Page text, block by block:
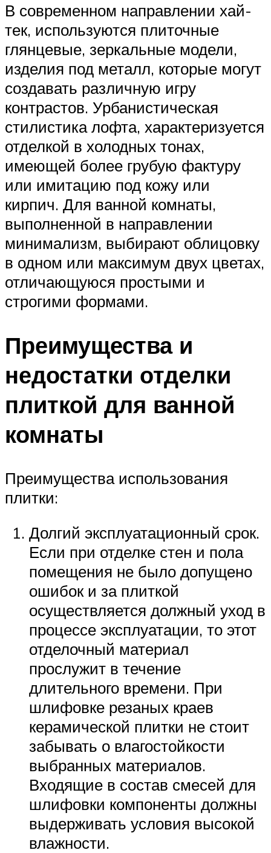
В современном направлении хай-
тек, используются плиточные
глянцевые, зеркальные модели,
изделия под металл, которые могут
создавать различную игру
контрастов. Урбанистическая
стилистика лофта, характеризуется
отделкой в холодных тонах,
имеющей более грубую фактуру
или имитацию под кожу или
кирпич. Для ванной комнаты,
выполненной в направлении
минимализм, выбирают облицовку
в одном или максимум двух цветах,
отличающуюся простыми и
строгими формами.
Преимущества и
недостатки отделки
плиткой для ванной
комнаты
Преимущества использования
плитки:
Долгий эксплуатационный срок.
Если при отделке стен и пола
помещения не было допущено
ошибок и за плиткой
осуществляется должный уход в
процессе эксплуатации, то этот
отделочный материал
прослужит в течение
длительного времени. При
шлифовке резаных краев
керамической плитки не стоит
забывать о влагостойкости
выбранных материалов.
Входящие в состав смесей для
шлифовки компоненты должны
выдерживать условия высокой
влажности.